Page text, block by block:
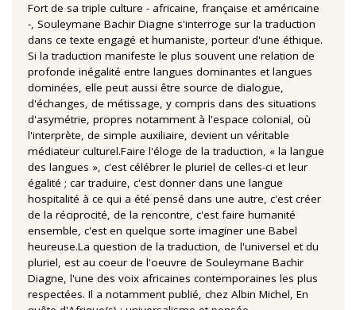
Fort de sa triple culture - africaine, française et américaine
-, Souleymane Bachir Diagne s'interroge sur la traduction
dans ce texte engagé et humaniste, porteur d'une éthique.
Si la traduction manifeste le plus souvent une relation de
profonde inégalité entre langues dominantes et langues
dominées, elle peut aussi être source de dialogue,
d'échanges, de métissage, y compris dans des situations
d'asymétrie, propres notamment à l'espace colonial, où
l'interprète, de simple auxiliaire, devient un véritable
médiateur culturel.Faire l'éloge de la traduction, « la langue
des langues », c'est célébrer le pluriel de celles-ci et leur
égalité ; car traduire, c'est donner dans une langue
hospitalité à ce qui a été pensé dans une autre, c'est créer
de la réciprocité, de la rencontre, c'est faire humanité
ensemble, c'est en quelque sorte imaginer une Babel
heureuse.La question de la traduction, de l'universel et du
pluriel, est au coeur de l'oeuvre de Souleymane Bachir
Diagne, l'une des voix africaines contemporaines les plus
respectées. Il a notamment publié, chez Albin Michel, En